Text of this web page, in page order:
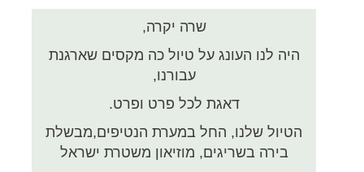
שרה יקרה,
היה לנו העונג על טיול כה מקסים שארגנת
עבורנו,
דאגת לכל פרט ופרט.
הטיול שלנו, החל במערת הנטיפים,מבשלת
בירה בשריגים, מוזיאון משטרת ישראל